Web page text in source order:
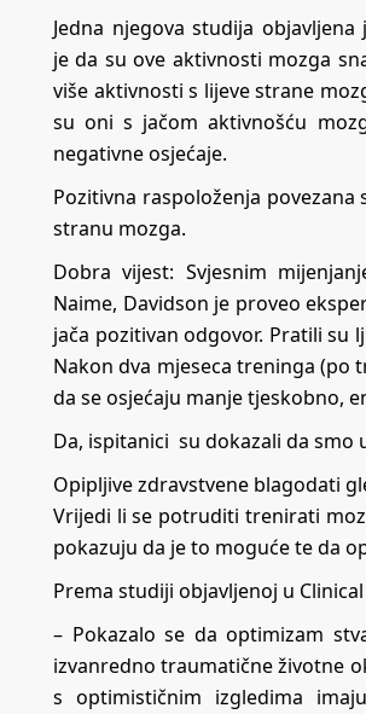
Jedna njegova studija
je da su ove aktivnosti mozga
više aktivnosti s lijeve strane
su oni s jačom aktivnošću
negativne osjećaje.
Pozitivna raspoloženja povezana
stranu mozga.
Dobra vijest: Svjesnim
Naime, Davidson je proveo
jača pozitivan odgovor. Pratili su
Nakon dva mjeseca treninga (po
da se osjećaju manje tjeskobno,
Da, ispitanici su dokazali da smo
Opipljive zdravstvene blagodati
Vrijedi li se potruditi trenirati
pokazuju da je to moguće te da
Prema studiji objavljenoj u
– Pokazalo se da optimizam
izvanredno traumatične životne
s optimističnim izgledima